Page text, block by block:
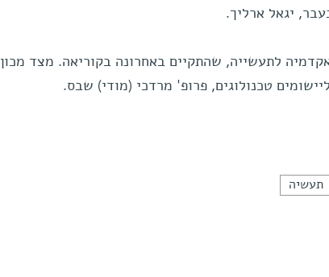
יגאל ארליך.
לתעשייה, שהתקיים באחרונה בקוריאה. מצד מכון
טכנולוגים, פרופ' מרדכי (מודי) שבס.
תעשיה